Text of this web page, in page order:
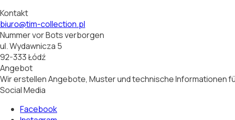
Kontakt
biuro@tim-collection.pl
Nummer vor Bots verborgen
ul. Wydawnicza 5
92-333 Łódź
Angebot
Wir erstellen Angebote, Muster und technische Informationen
Social Media
Facebook